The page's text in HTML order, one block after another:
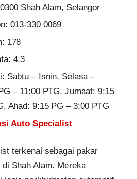
Shah Alam, Selangor
013-330 0069
178
4.3
Sabtu – Isnin, Selasa –
– 11:00 PTG, Jumaat: 9:15
Ahad: 9:15 PG – 3:00 PTG
Auto Specialist
terkenal sebagai pakar
Shah Alam. Mereka